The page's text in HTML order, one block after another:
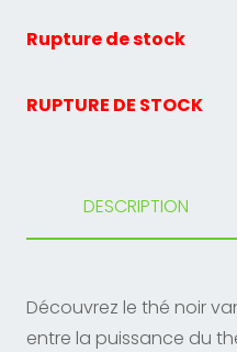
Rupture de stock
RUPTURE DE STOCK
DESCRIPTION
Découvrez le thé noir
entre la puissance du